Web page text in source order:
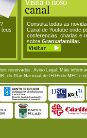
?
teus
Consulta todas as
Canal de Youtube onde
conferencias, charlas e
sobre Granxafamiliar.
reservados. Aviso Legal . Máis
do Plan Nacional de I+D+i do MEC e